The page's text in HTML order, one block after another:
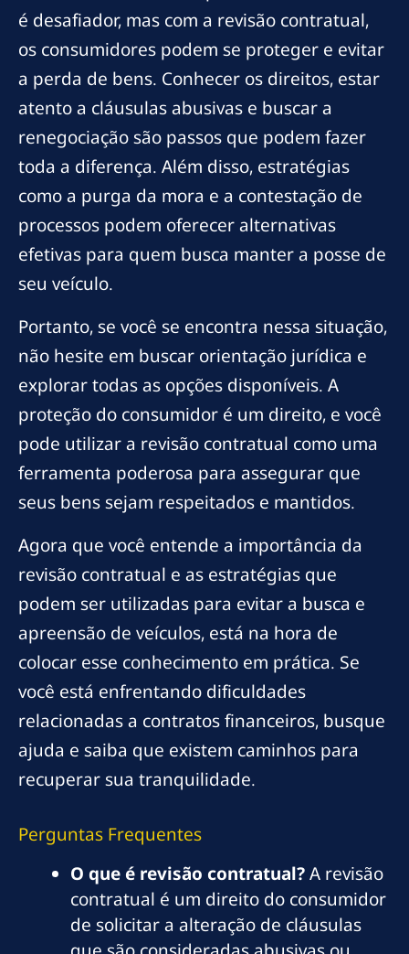
é desafiador, mas com a revisão contratual,
os consumidores podem se proteger e evitar
a perda de bens. Conhecer os direitos, estar
atento a cláusulas abusivas e buscar a
renegociação são passos que podem fazer
toda a diferença. Além disso, estratégias
como a purga da mora e a contestação de
processos podem oferecer alternativas
efetivas para quem busca manter a posse de
seu veículo.
Portanto, se você se encontra nessa situação,
não hesite em buscar orientação jurídica e
explorar todas as opções disponíveis. A
proteção do consumidor é um direito, e você
pode utilizar a revisão contratual como uma
ferramenta poderosa para assegurar que
seus bens sejam respeitados e mantidos.
Agora que você entende a importância da
revisão contratual e as estratégias que
podem ser utilizadas para evitar a busca e
apreensão de veículos, está na hora de
colocar esse conhecimento em prática. Se
você está enfrentando dificuldades
relacionadas a contratos financeiros, busque
ajuda e saiba que existem caminhos para
recuperar sua tranquilidade.
Perguntas Frequentes
O que é revisão contratual?A revisão
contratual é um direito do consumidor
de solicitar a alteração de cláusulas